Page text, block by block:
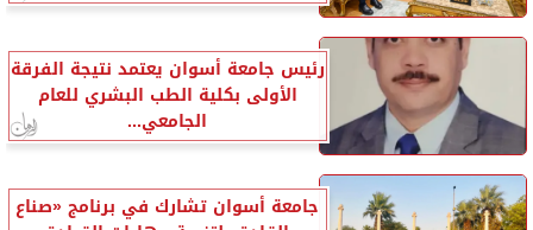
رئيس جامعة أسوان يعتمد نتيجة الفرقة
الأولى بكلية الطب البشري للعام
الجامعي...
جامعة أسوان تشارك في برنامج «صناع